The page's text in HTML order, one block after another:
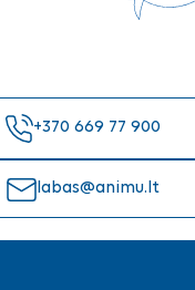
+370 669 77 900
labas@animu.lt